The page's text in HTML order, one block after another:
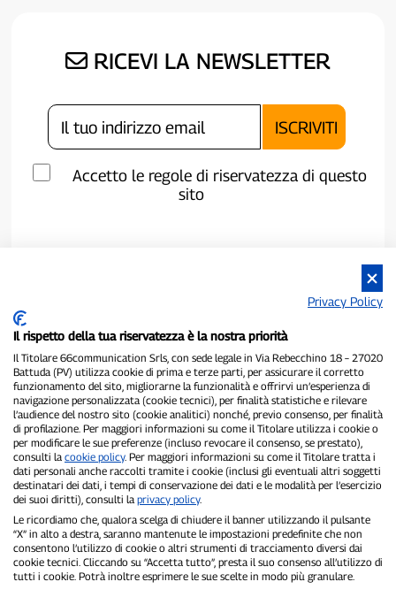
RICEVI LA NEWSLETTER
Accetto le regole di riservatezza di questo
sito
P300.it è una Testata Giornalistica indipendente
Registrazione numero 1/2021 del 1/2/2021 - Tribunale di Pavia
Proprietario ed editore:66communication Srls- P.IVA
02798890188
Direttore Responsabile:Alessandro Secchi- Vicedirettore:Federico
Benedusi
Privacy Policy-Cookie Policy
"Se è successo davvero, lo trovi su P300.it"
Copyright © P300.it 2012-2026
Privacy Policy
Il rispetto della tua riservatezza è la nostra priorità
Il Titolare 66communication Srls, con sede legale in Via Rebecchino 18 – 27020
Battuda (PV) utilizza cookie di prima e terze parti, per assicurare il corretto
funzionamento del sito, migliorarne la funzionalità e offrirvi un’esperienza di
navigazione personalizzata (cookie tecnici), per finalità statistiche e rilevare
l’audience del nostro sito (cookie analitici) nonché, previo consenso, per finalità
di profilazione. Per maggiori informazioni su come il Titolare utilizza i cookie o
per modificare le sue preferenze (incluso revocare il consenso, se prestato),
consulti la cookie policy. Per maggiori informazioni su come il Titolare tratta i
dati personali anche raccolti tramite i cookie (inclusi gli eventuali altri soggetti
destinatari dei dati, i tempi di conservazione dei dati e le modalità per l’esercizio
dei suoi diritti), consulti la privacy policy.
Le ricordiamo che, qualora scelga di chiudere il banner utilizzando il pulsante
“X” in alto a destra, saranno mantenute le impostazioni predefinite che non
consentono l’utilizzo di cookie o altri strumenti di tracciamento diversi dai
cookie tecnici. Cliccando su “Accetta tutto”, presta il suo consenso all’utilizzo di
tutti i cookie. Potrà inoltre esprimere le sue scelte in modo più granulare.